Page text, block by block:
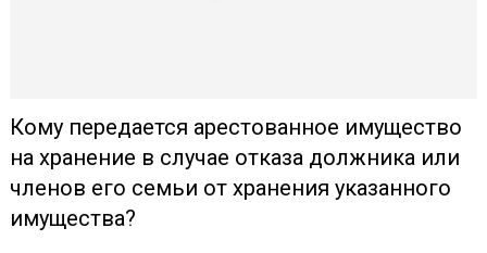
Кому передается арестованное имущество
на хранение в случае отказа должника или
членов его семьи от хранения указанного
имущества?